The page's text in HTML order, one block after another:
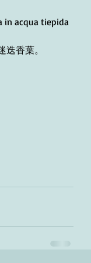
in acqua tiepida
香葉。